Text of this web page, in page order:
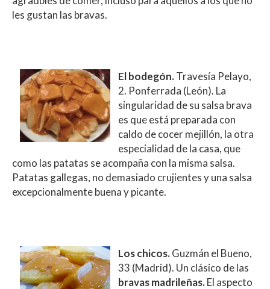
les gustan las bravas.
El bodegón.Travesía Pelayo,
2. Ponferrada (León). La
singularidad de su salsa brava
es que está preparada con
caldo de cocer mejillón, la otra
especialidad de la casa, que
como las patatas se acompaña con la misma salsa.
Patatas gallegas, no demasiado crujientes y una salsa
excepcionalmente buena y picante.
Los chicos.Guzmán el Bueno,
33 (Madrid). Un clásico de las
bravas madrileñas.El aspecto